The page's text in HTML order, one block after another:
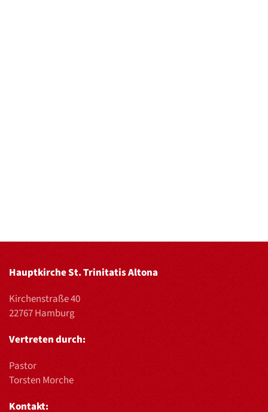
Hauptkirche St. Trinitatis Altona
Kirchenstraße 40
22767 Hamburg
Vertreten durch:
Pastor
Torsten Morche
Kontakt: